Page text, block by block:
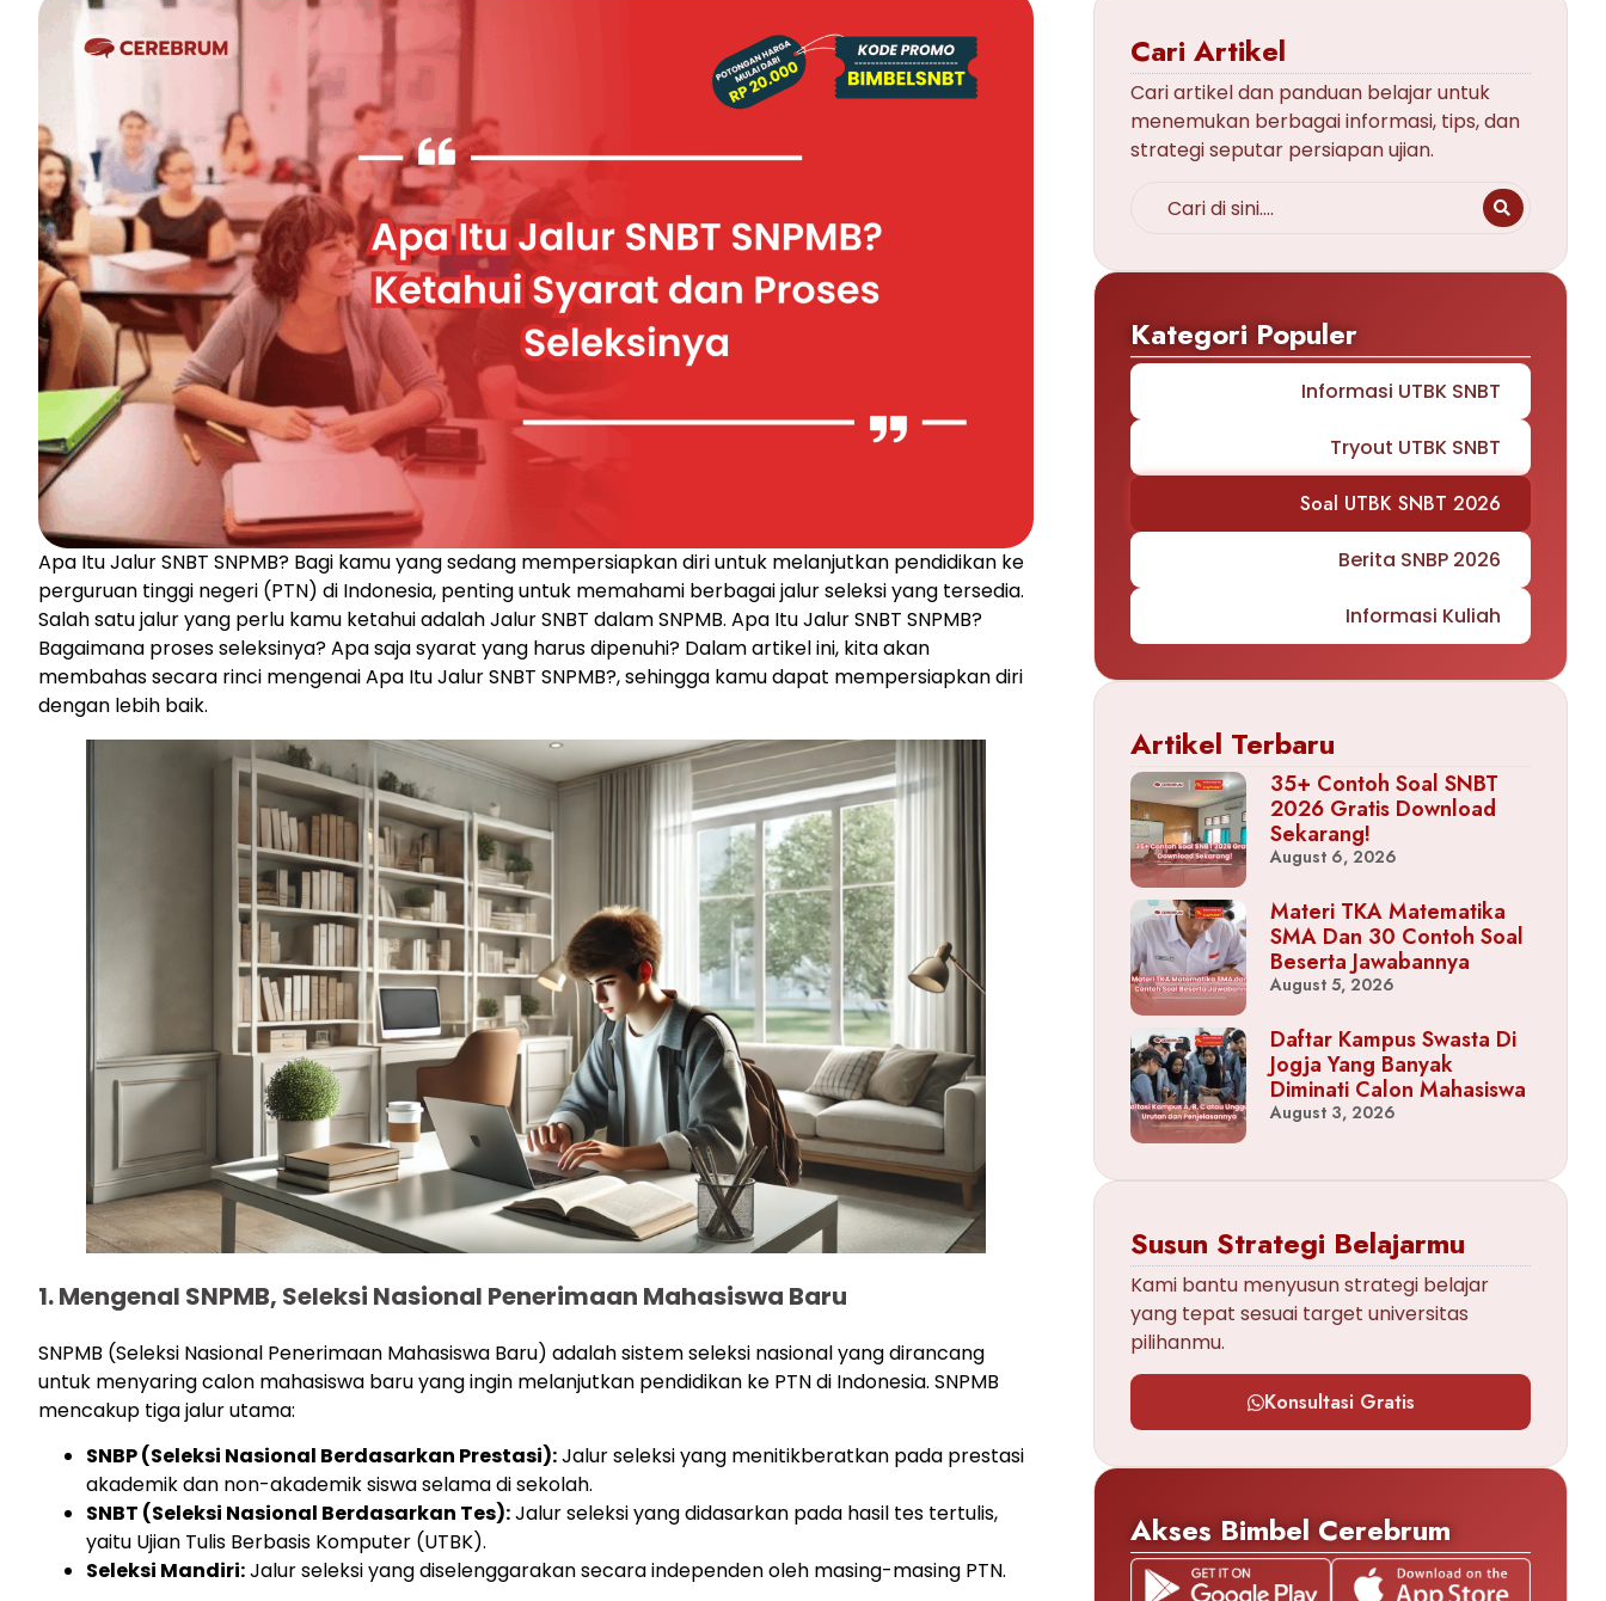
Apa Itu Jalur SNBT SNPMB? Bagi kamu yang sedang mempersiapkan diri untuk melanjutkan pendidikan ke
perguruan tinggi negeri (PTN) di Indonesia, penting untuk memahami berbagai jalur seleksi yang tersedia.
Salah satu jalur yang perlu kamu ketahui adalah Jalur SNBT dalam SNPMB. Apa Itu Jalur SNBT SNPMB?
Bagaimana proses seleksinya? Apa saja syarat yang harus dipenuhi? Dalam artikel ini, kita akan
membahas secara rinci mengenai Apa Itu Jalur SNBT SNPMB?, sehingga kamu dapat mempersiapkan diri
dengan lebih baik.
1. Mengenal SNPMB, Seleksi Nasional Penerimaan Mahasiswa Baru
SNPMB (Seleksi Nasional Penerimaan Mahasiswa Baru) adalah sistem seleksi nasional yang dirancang
untuk menyaring calon mahasiswa baru yang ingin melanjutkan pendidikan ke PTN di Indonesia. SNPMB
mencakup tiga jalur utama:
SNBP (Seleksi Nasional Berdasarkan Prestasi):Jalur seleksi yang menitikberatkan pada prestasi
akademik dan non-akademik siswa selama di sekolah.
SNBT (Seleksi Nasional Berdasarkan Tes):Jalur seleksi yang didasarkan pada hasil tes tertulis,
yaitu Ujian Tulis Berbasis Komputer (UTBK).
Seleksi Mandiri:Jalur seleksi yang diselenggarakan secara independen oleh masing-masing PTN.
Cari Artikel
Cari artikel dan panduan belajar untuk
menemukan berbagai informasi, tips, dan
strategi seputar persiapan ujian.
Kategori Populer
Informasi UTBK SNBT
Tryout UTBK SNBT
Soal UTBK SNBT 2026
Berita SNBP 2026
Informasi Kuliah
Artikel Terbaru
35+ Contoh Soal SNBT
2026 Gratis Download
Sekarang!
August 6, 2026
Materi TKA Matematika
SMA Dan 30 Contoh Soal
Beserta Jawabannya
August 5, 2026
Daftar Kampus Swasta Di
Jogja Yang Banyak
Diminati Calon Mahasiswa
August 3, 2026
Susun Strategi Belajarmu
Kami bantu menyusun strategi belajar
yang tepat sesuai target universitas
pilihanmu.
Konsultasi Gratis
Akses Bimbel Cerebrum